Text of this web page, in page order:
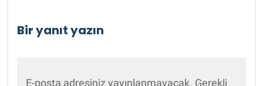
Bir yanıt yazın
E-posta adresiniz yayınlanmayacak. Gerekli